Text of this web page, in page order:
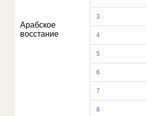
3
4
5
6
7
8
Арабское
восстание